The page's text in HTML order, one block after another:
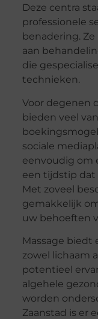
Deze centra
professionele
benadering.
aan
die
technieken.
Voor degenen
bieden veel
sociale
eenvoudig om
een tijdstip dat
Met zoveel
gemakkelijk
uw behoeften
Massage biedt
zowel lichaam
potentieel
algehele
worden
Zaanstad is er